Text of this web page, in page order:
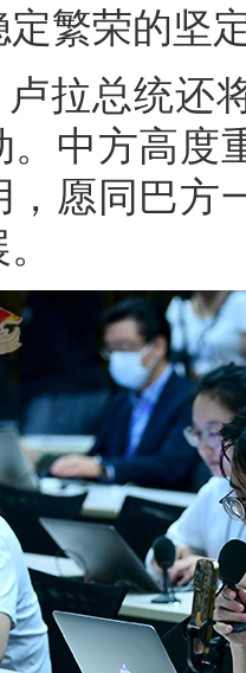
繁荣的坚
拉总统还
。中方高度
，愿同巴方